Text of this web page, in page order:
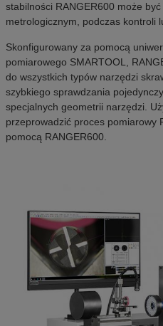
stabilności RANGER600 może
metrologicznym, podczas kontroli
Skonfigurowany za pomocą
pomiarowego SMARTOOL,
do wszystkich typów narzędzi
szybkiego sprawdzania
specjalnych geometrii narzędzi.
przeprowadzić proces pomiarowy
pomocą RANGER600.